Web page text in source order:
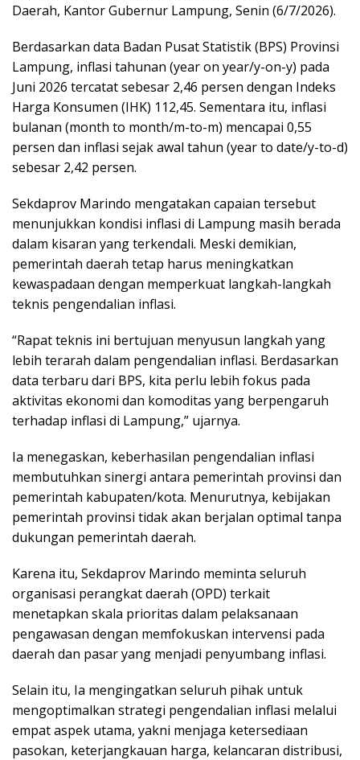
Daerah, Kantor Gubernur Lampung, Senin (6/7/2026).
Berdasarkan data Badan Pusat Statistik (BPS) Provinsi
Lampung, inflasi tahunan (year on year/y-on-y) pada
Juni 2026 tercatat sebesar 2,46 persen dengan Indeks
Harga Konsumen (IHK) 112,45. Sementara itu, inflasi
bulanan (month to month/m-to-m) mencapai 0,55
persen dan inflasi sejak awal tahun (year to date/y-to-d)
sebesar 2,42 persen.
Sekdaprov Marindo mengatakan capaian tersebut
menunjukkan kondisi inflasi di Lampung masih berada
dalam kisaran yang terkendali. Meski demikian,
pemerintah daerah tetap harus meningkatkan
kewaspadaan dengan memperkuat langkah-langkah
teknis pengendalian inflasi.
“Rapat teknis ini bertujuan menyusun langkah yang
lebih terarah dalam pengendalian inflasi. Berdasarkan
data terbaru dari BPS, kita perlu lebih fokus pada
aktivitas ekonomi dan komoditas yang berpengaruh
terhadap inflasi di Lampung,” ujarnya.
Ia menegaskan, keberhasilan pengendalian inflasi
membutuhkan sinergi antara pemerintah provinsi dan
pemerintah kabupaten/kota. Menurutnya, kebijakan
pemerintah provinsi tidak akan berjalan optimal tanpa
dukungan pemerintah daerah.
Karena itu, Sekdaprov Marindo meminta seluruh
organisasi perangkat daerah (OPD) terkait
menetapkan skala prioritas dalam pelaksanaan
pengawasan dengan memfokuskan intervensi pada
daerah dan pasar yang menjadi penyumbang inflasi.
Selain itu, Ia mengingatkan seluruh pihak untuk
mengoptimalkan strategi pengendalian inflasi melalui
empat aspek utama, yakni menjaga ketersediaan
pasokan, keterjangkauan harga, kelancaran distribusi,